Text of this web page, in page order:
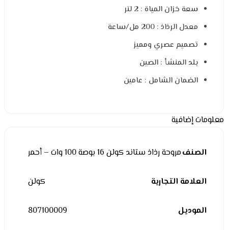
سعة خزان المياة : 2 لتر
معدل الرذاذ : 200 مل/ساعة
تصميم عصري ومميز
بلد المنشأ : الصين
الضمان الشامل : عامين
معلومات إضافية
الصنفمروحة رذاذ ستاند كولن 16 بوصة 100 وات – أحمر
العلامة التجارية كولن
الموديل 807100009